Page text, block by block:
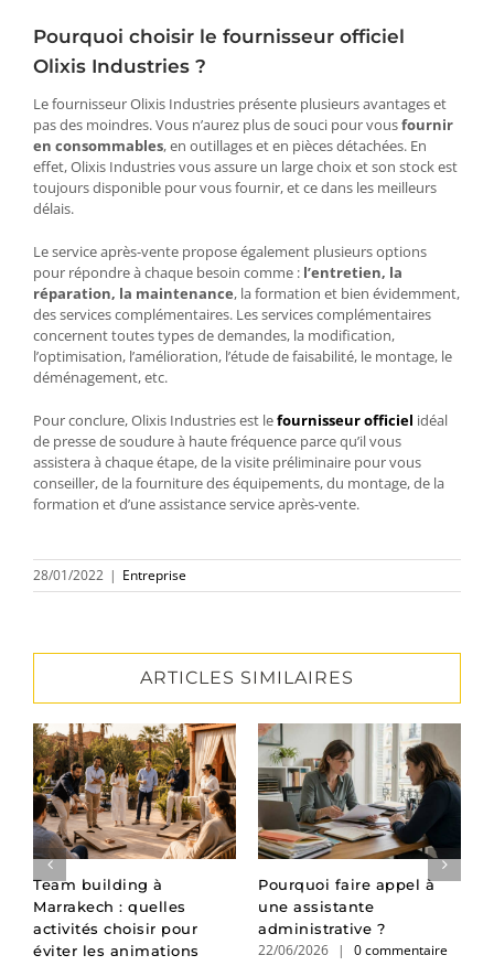
Pourquoi choisir le fournisseur officiel
Olixis Industries ?
Le fournisseur Olixis Industries présente plusieurs avantages et
pas des moindres. Vous n’aurez plus de souci pour vousfournir
en consommables, en outillages et en pièces détachées. En
effet, Olixis Industries vous assure un large choix et son stock est
toujours disponible pour vous fournir, et ce dans les meilleurs
délais.
Le service après-vente propose également plusieurs options
pour répondre à chaque besoin comme : l’entretien, la
réparation, la maintenance, la formation et bien évidemment,
des services complémentaires. Les services complémentaires
concernent toutes types de demandes, la modification,
l’optimisation, l’amélioration, l’étude de faisabilité, le montage, le
déménagement, etc.
Pour conclure, Olixis Industries est lefournisseur officiel idéal
de presse de soudure à haute fréquence parce qu’il vous
assistera à chaque étape, de la visite préliminaire pour vous
conseiller, de la fourniture des équipements, du montage, de la
formation et d’une assistance service après-vente.
28/01/2022 | Entreprise
ARTICLES SIMILAIRES
Team building à
Marrakech : quelles
activités choisir pour
éviter les animations
Pourquoi faire appel à
une assistante
administrative ?
22/06/2026 | 0 commentaire